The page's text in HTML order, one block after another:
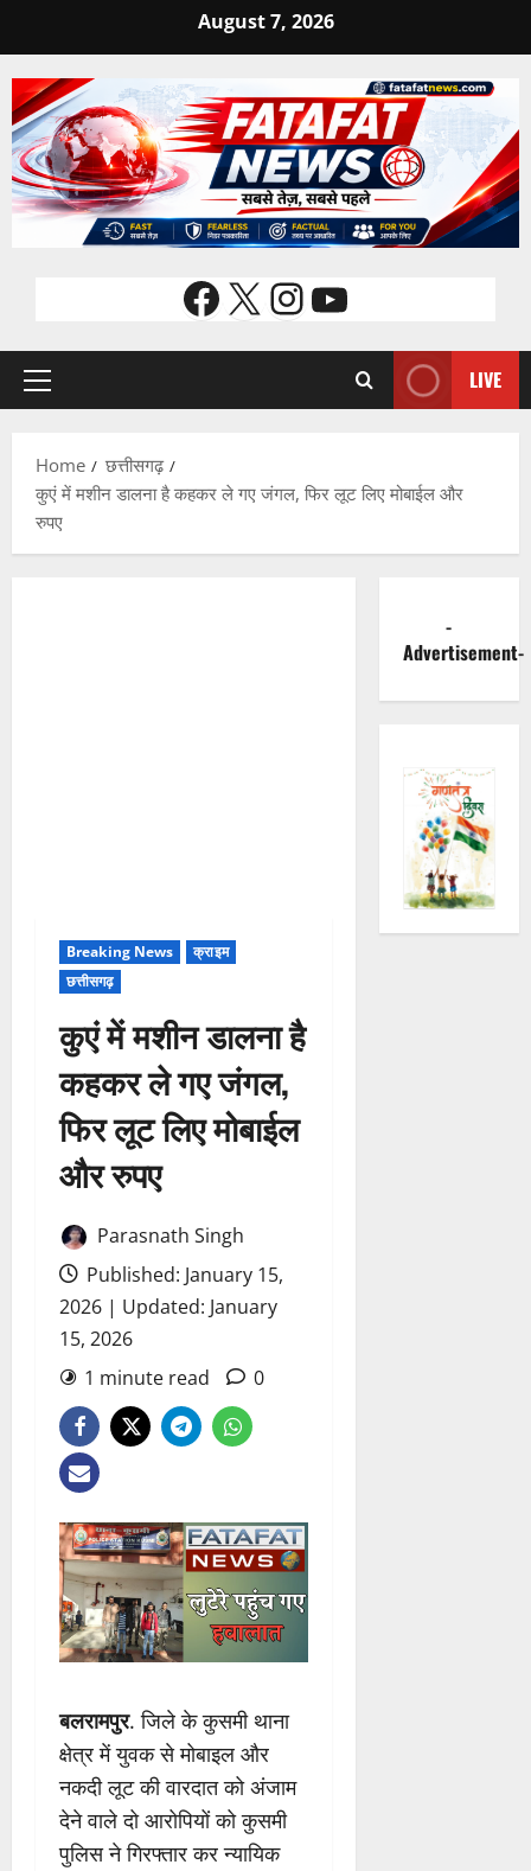
content
August 7, 2026
Facebook
X Instagram
YouTube
Primary
LIVE
Home
छत्तीसगढ़
कुएं में मशीन डालना है कहकर ले गए जंगल, फिर लूट लिए मोबाईल और
रुपए
Breaking News
क्राइम
छत्तीसगढ़
कुएं में मशीन डालना है
कहकर ले गए जंगल,
फिर लूट लिए मोबाईल
और रुपए
Parasnath Singh
Published: January 15,
2026 | Updated: January
15, 2026
1 minute read
0
बलरामपुर. जिले के कुसमी थाना
क्षेत्र में युवक से मोबाइल और
नकदी लूट की वारदात को अंजाम
देने वाले दो आरोपियों को कुसमी
पुलिस ने गिरफ्तार कर न्यायिक
-
Advertisement-